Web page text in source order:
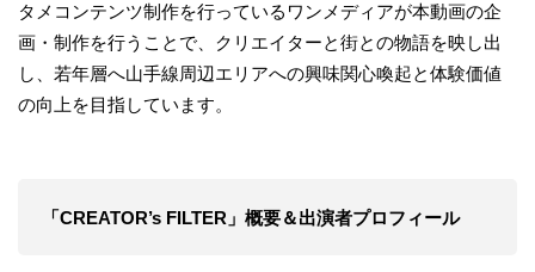
タメコンテンツ制作を行っているワンメディアが本動画の企
画・制作を行うことで、クリエイターと街との物語を映し出
し、若年層へ山手線周辺エリアへの興味関心喚起と体験価値
の向上を目指しています。
「CREATOR’s FILTER」概要＆出演者プロフィール